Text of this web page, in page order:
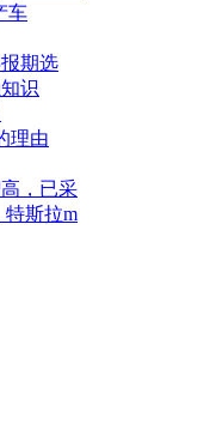
车
期选
识
理由
，已采
特斯拉m